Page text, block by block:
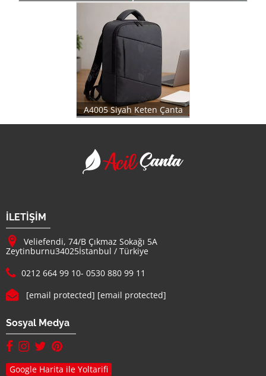
A4005 Siyah Keten Çanta
İLETİŞİM
Adresimiz :
Veliefendi, 74/B Çıkmaz Sokağı 5A
Zeytinburnu34025İstanbul / Türkiye
Telefon :
0212 664 99 10- 0530 880 99 11
E-mail :
[email protected] [email protected]
Sosyal Medya
facebook hesabımız(yeni sayfada açılır)
instagram hesabımız(yeni sayfada açılır)
twitter hesabımız(yeni sayfada açılır)
pinterest hesabımız (yeni sayfada açılır)
Google Harita ile Yoltarifi